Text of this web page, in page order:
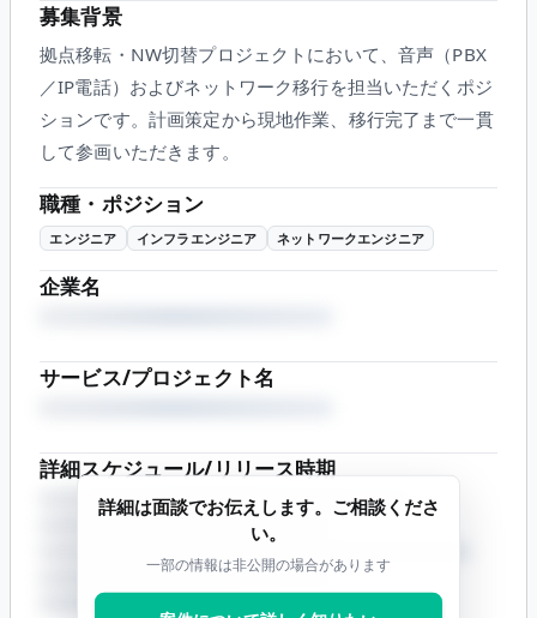
募集背景
拠点移転・NW切替プロジェクトにおいて、音声（PBX
／IP電話）およびネットワーク移行を担当いただくポジ
ションです。計画策定から現地作業、移行完了まで一貫
して参画いただきます。
職種・ポジション
エンジニア インフラエンジニア ネットワークエンジニア
企業名
サービス/プロジェクト名
詳細スケジュール/リリース時期
詳細は面談でお伝えします。ご相談くださ
い。
一部の情報は非公開の場合があります